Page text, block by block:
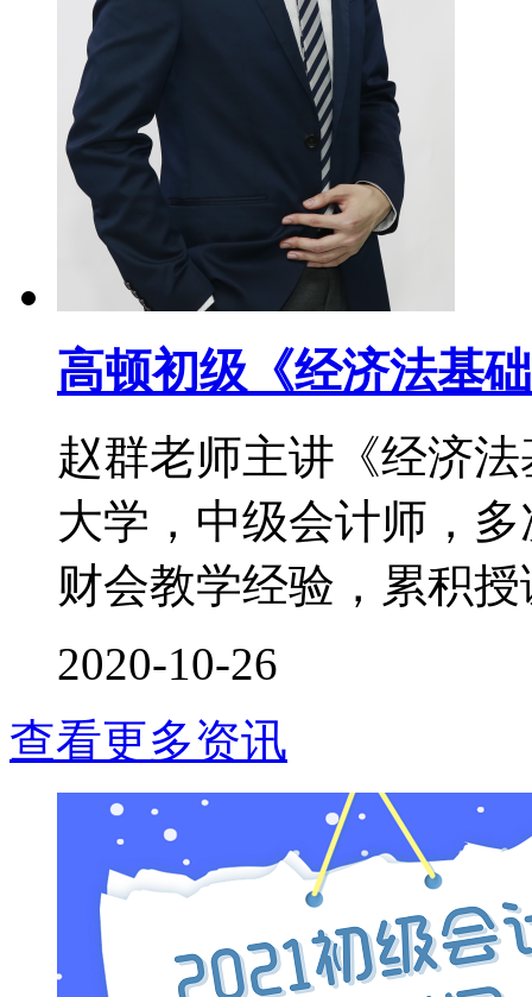
高顿初级《经济法基
赵群老师主讲《经济
大学，中级会计师，
财会教学经验，累积
2020-10-26
查看更多资讯